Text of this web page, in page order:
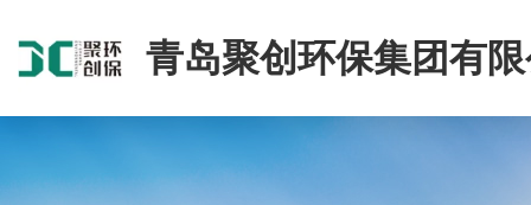
青岛聚创环保集团有